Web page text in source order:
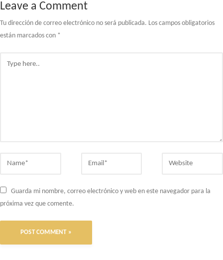
Leave a Comment
Tu dirección de correo electrónico no será publicada. Los campos obligatorios
están marcados con *
Guarda mi nombre, correo electrónico y web en este navegador para la
próxima vez que comente.